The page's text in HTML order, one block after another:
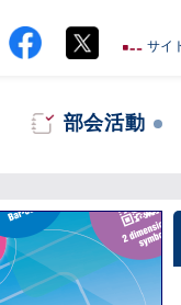
サイ
部会活動